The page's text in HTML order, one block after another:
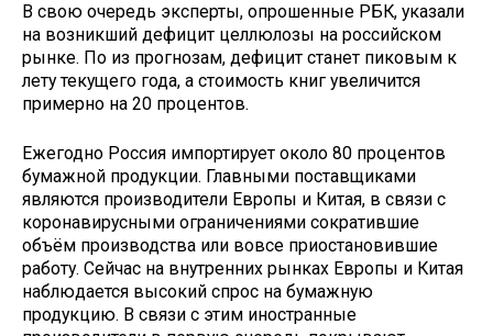
В свою очередь эксперты, опрошенные РБК, указали
на возникший дефицит целлюлозы на российском
рынке. По из прогнозам, дефицит станет пиковым к
лету текущего года, а стоимость книг увеличится
примерно на 20 процентов.
Ежегодно Россия импортирует около 80 процентов
бумажной продукции. Главными поставщиками
являются производители Европы и Китая, в связи с
коронавирусными ограничениями сократившие
объём производства или вовсе приостановившие
работу. Сейчас на внутренних рынках Европы и Китая
наблюдается высокий спрос на бумажную
продукцию. В связи с этим иностранные